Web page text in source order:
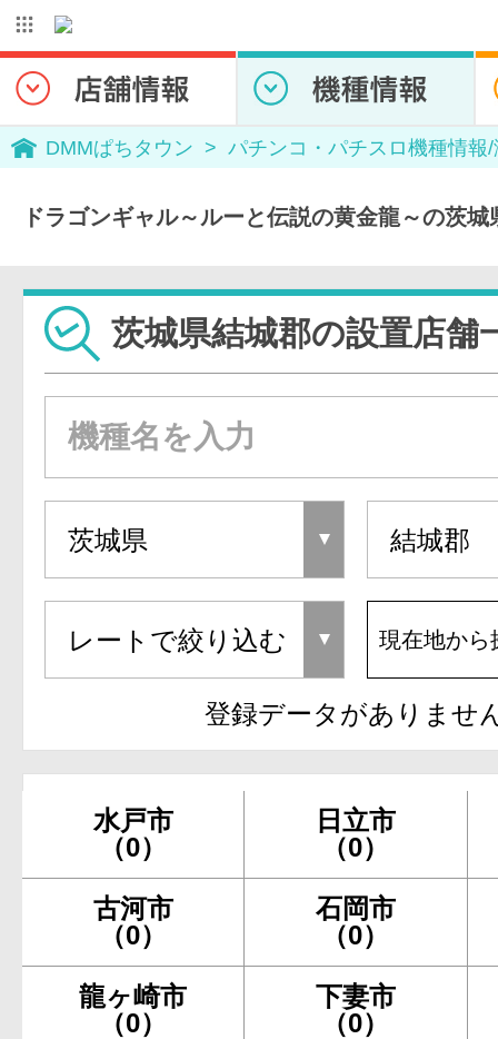
DMMぱちタウン パチンコ・パチスロ機種情報
ドラゴンギャル～ルーと伝説の黄金龍～の茨
茨城県結城郡の設置店舗
現在地から
登録データがありませ
水戸市
（0）
日立市
（0）
古河市
（0）
石岡市
（0）
龍ヶ崎市
（0）
下妻市
（0）